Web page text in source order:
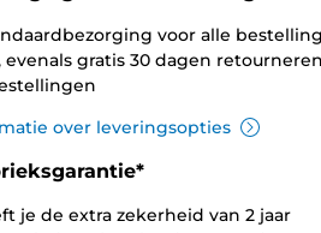
voor alle
evenals gratis 30 dagen
over leveringsopties
je de extra zekerheid van 2 jaar